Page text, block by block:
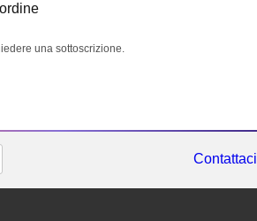
una sottoscrizione.
Contattaci